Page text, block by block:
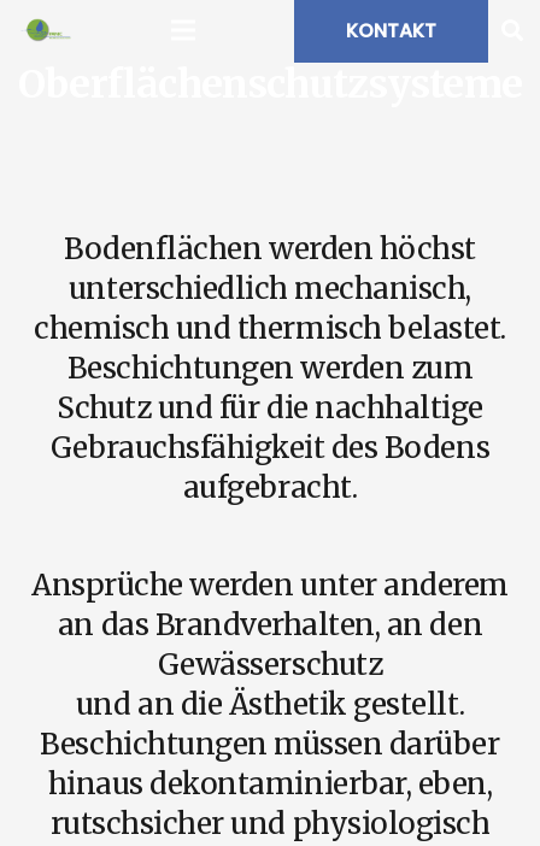
KONTAKT
Bodenflächen werden höchst
unterschiedlich mechanisch,
chemisch und thermisch belastet.
Beschichtungen werden zum
Schutz und für die nachhaltige
Gebrauchsfähigkeit des Bodens
aufgebracht.
Ansprüche werden unter anderem
an das Brandverhalten, an den
Gewässerschutz
und an die Ästhetik gestellt.
Beschichtungen müssen darüber
hinaus dekontaminierbar, eben,
rutschsicher und physiologisch